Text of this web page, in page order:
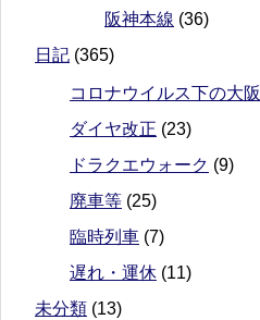
阪神本線 (36)
日記 (365)
コロナウイルス下の大阪
ダイヤ改正 (23)
ドラクエウォーク (9)
廃車等 (25)
臨時列車 (7)
遅れ・運休 (11)
未分類 (13)